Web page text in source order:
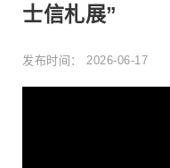
士信札展”
发布时间： 2026-06-17